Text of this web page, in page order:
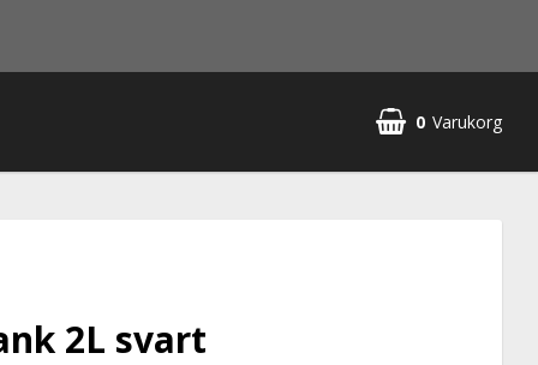
0 Varukorg
2L svart